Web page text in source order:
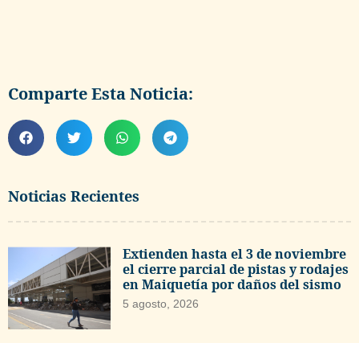
Noticias Recientes
Extienden hasta el 3 de noviembre
el cierre parcial de pistas y rodajes
en Maiquetía por daños del sismo
5 agosto, 2026
Comparte Esta Noticia: